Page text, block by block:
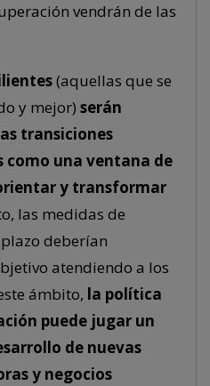
vendrán de las
(aquellas que se
y mejor) serán
transiciones
como una ventana de
y transformar
las medidas de
deberían
atendiendo a los
ámbito, la política
puede jugar un
de nuevas
y negocios